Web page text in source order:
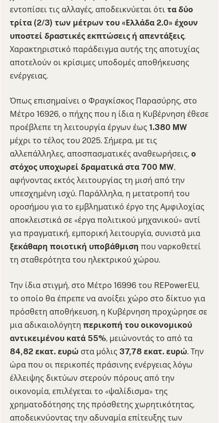
εντοπίσει τις αλλαγές, αποδεικνύεται ότι τα δύο
τρίτα (2/3) των μέτρων του «Ελλάδα 2.0» έχουν
υποστεί δραστικές εκπτώσεις ή απεντάξεις.
Χαρακτηριστικό παράδειγμα αυτής της αποτυχίας
αποτελούν οι κρίσιμες υποδομές αποθήκευσης
ενέργειας.
Όπως επισημαίνει ο Φραγκίσκος Παρασύρης, στο
Μέτρο 16926, ο πήχης που η ίδια η Κυβέρνηση έθεσε
προέβλεπε τη λειτουργία έργων έως 1.380 MW
μέχρι το τέλος του 2025. Σήμερα, με τις
αλλεπάλληλες, αποσπασματικές αναθεωρήσεις, ο
στόχος υποχωρεί δραματικά στα 700 MW,
αφήνοντας εκτός λειτουργίας τη μισή από την
υπεσχημένη ισχύ. Παράλληλα, η μετατροπή του
οροσήμου για το εμβληματικό έργο της Αμφιλοχίας
αποκλειστικά σε «έργα πολιτικού μηχανικού» αντί
για πραγματική, εμπορική λειτουργία, συνιστά μια
ξεκάθαρη ποιοτική υποβάθμιση που ναρκοθετεί
τη σταθερότητα του ηλεκτρικού χώρου.
Την ίδια στιγμή, στο Μέτρο 16996 του REPowerEU,
το οποίο θα έπρεπε να ανοίξει χώρο στο δίκτυο για
πρόσθετη αποθήκευση, η Κυβέρνηση προχώρησε σε
μια αδικαιολόγητη περικοπή του οικονομικού
αντικειμένου κατά 55%, μειώνοντάς το από τα
84,82 εκατ. ευρώ στα μόλις 37,78 εκατ. ευρώ. Την
ώρα που οι περικοπές πράσινης ενέργειας λόγω
έλλειψης δικτύων στερούν πόρους από την
οικονομία, επιλέγεται το «ψαλίδισμα» της
χρηματοδότησης της πρόσθετης χωρητικότητας,
αποδεικνύοντας την αδυναμία επίτευξης των